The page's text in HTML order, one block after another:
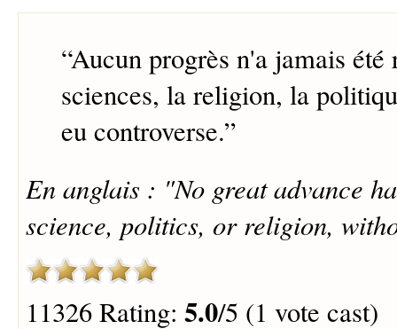
“Aucun progrès n'a jamais été
sciences, la religion, la
eu controverse.”
En anglais : "No great advance
science, politics, or religion,
11326 Rating: 5.0/5 (1 vote cast)